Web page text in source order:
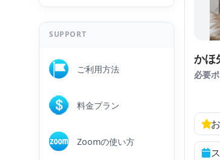
SUPPORT
ご利用方法
料金プラン
Zoomの使い方
かほ
必要